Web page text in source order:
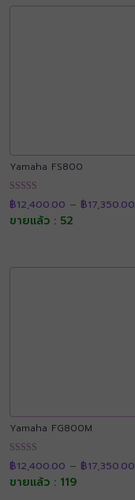
Yamaha FS800
ให้คะแนน
4.87
ตั้งแต่ 1-5
฿12,400.00 – ฿17,350.00
ขายแล้ว : 52
Yamaha FG800M
ให้คะแนน
4.90
ตั้งแต่ 1-5
฿12,400.00 – ฿17,350.00
ขายแล้ว : 119